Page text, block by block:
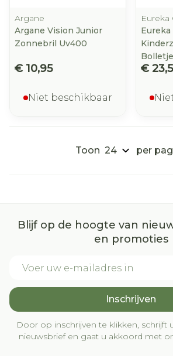
Argane
Argane Vision Junior
Zonnebril Uv400
€ 10,95
Niet beschikbaar
Eureka
Eureka
€
Toon per
Blijf op de hoogte van
en promoties
Inschrijven
Door op inschrijven te klikken, schrijft
nieuwsbrief en gaat u akkoord met